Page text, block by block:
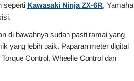
seperti Kawasaki Ninja ZX-6R, Yamaha
di bawahnya sudah pasti ramai yang
yang lebih baik. Paparan meter digital
Control, Wheelie Control dan